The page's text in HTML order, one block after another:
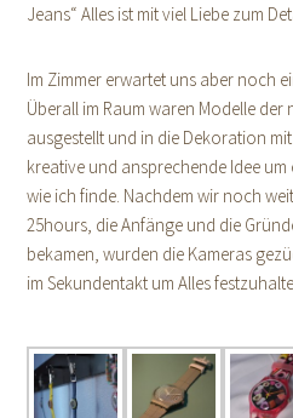
Jeans“ Alles ist mit viel Liebe zum
Im Zimmer erwartet uns aber noch
Überall im Raum waren Modelle
ausgestellt und in die Dekoration
kreative und ansprechende Idee
wie ich finde. Nachdem wir noch
25hours, die Anfänge und die
bekamen, wurden die Kameras
im Sekundentakt um Alles